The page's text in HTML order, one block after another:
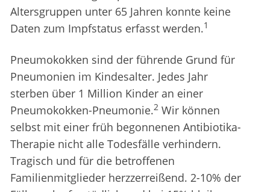
Altersgruppen unter 65 Jahren konnte keine
Daten zum Impfstatus erfasst werden.1
Pneumokokken sind der führende Grund für
Pneumonien im Kindesalter. Jedes Jahr
sterben über 1 Million Kinder an einer
Pneumokokken-Pneumonie.2 Wir können
selbst mit einer früh begonnenen Antibiotika-
Therapie nicht alle Todesfälle verhindern.
Tragisch und für die betroffenen
Familienmitglieder herzzerreißend. 2-10% der